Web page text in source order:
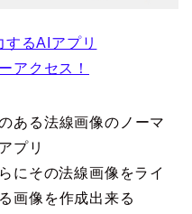
るAIアプリ
アクセス！
ある法線画像のノーマ
プリ
にその法線画像をライ
画像を作成出来る